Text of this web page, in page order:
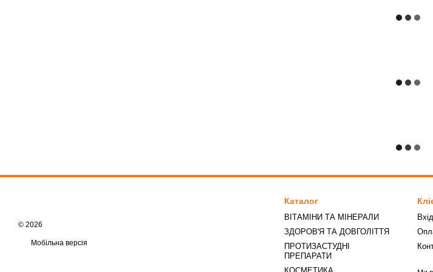
© 2026
Мобільна версія
Каталог
ВІТАМІНИ ТА МІНЕРАЛИ
ЗДОРОВ'Я ТА ДОВГОЛІТТЯ
ПРОТИЗАСТУДНІ
ПРЕПАРАТИ